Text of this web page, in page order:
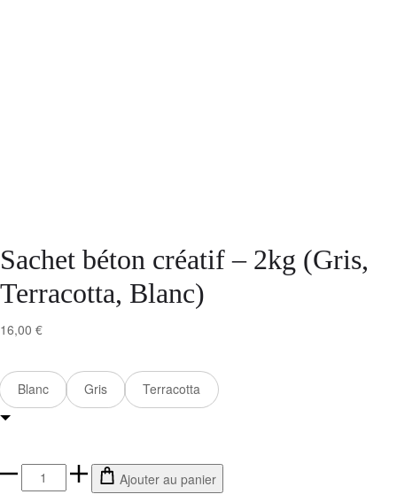
Sachet béton créatif – 2kg (Gris,
Terracotta, Blanc)
16,00 €
Blanc Gris Terracotta
Ajouter au panier